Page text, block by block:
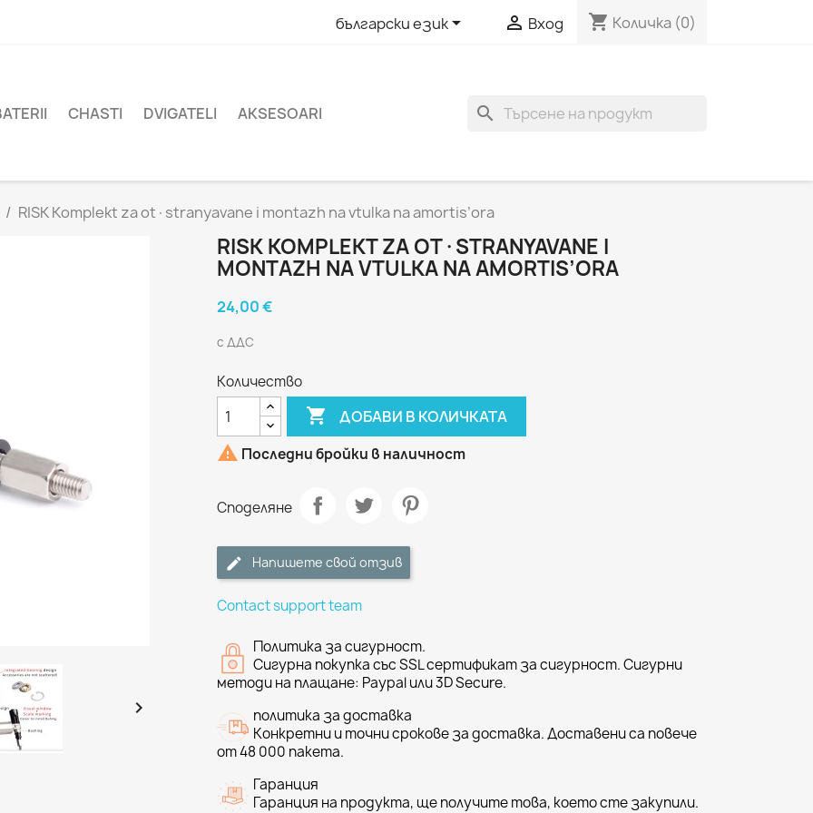
български език  Вход shopping_cart Количка (0)
CHASTI DVIGATELI AKSESOARI search
RISK Komplekt za ot·stranyavane i montazh na vtulka na amortis’ora

RISK KOMPLEKT ZA OT·STRANYAVANE I
MONTAZH NA VTULKA NA AMORTIS’ORA
24,00 €
с ДДС
Количество
 ДОБАВИ В КОЛИЧКАТА
 Последни бройки в наличност
Споделяне
Напишете свой отзив
Contact support team
Политика за сигурност.
Сигурна покупка със SSL сертификат за сигурност. Сигурни
методи на плащане: Paypal или 3D Secure.
политика за доставка
Конкретни и точни срокове за доставка. Доставени са повече
от 48 000 пакета.
Гаранция
Гаранция на продукта, ще получите това, което сте закупили.